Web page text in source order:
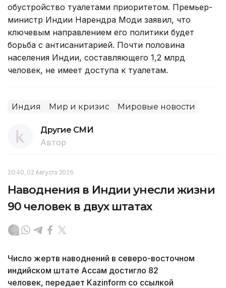
обустройство туалетами приоритетом. Премьер-
министр Индии Нарендра Моди заявил, что
ключевым направлением его политики будет
борьба с антисанитарией. Почти половина
населения Индии, составляющего 1,2 млрд
человек, не имеет доступа к туалетам.
Индия Мир и кризис Мировые новости
Другие СМИ
Автор
20:40, 02 Августа 2026
Наводнения в Индии унесли жизни
90 человек в двух штатах
Число жертв наводнений в северо-восточном
индийском штате Ассам достигло 82
человек, передает Kazinform со ссылкой